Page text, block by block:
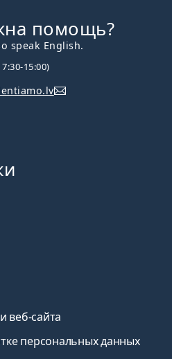
помощь?
speak English.
15:00)
веб-сайта
персональных данных